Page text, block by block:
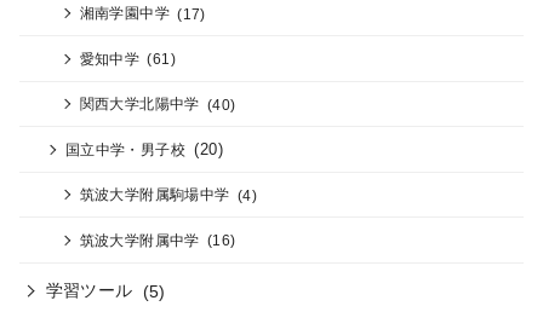
湘南学園中学 (17)
愛知中学 (61)
関西大学北陽中学 (40)
国立中学・男子校 (20)
筑波大学附属駒場中学 (4)
筑波大学附属中学 (16)
学習ツール (5)